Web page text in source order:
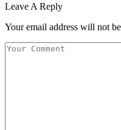
Leave A Reply
Your email address will not